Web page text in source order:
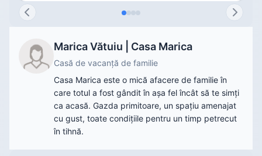
Marica Vătuiu | Casa Marica
Casă de vacanță de familie
Casa Marica este o mică afacere de familie în
care totul a fost gândit în așa fel încât să te simți
ca acasă. Gazda primitoare, un spațiu amenajat
cu gust, toate condițiile pentru un timp petrecut
în tihnă.